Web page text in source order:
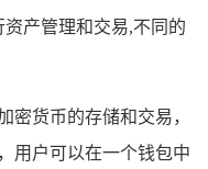
产管理和交易,不同的
密货币的存储和交易，
用户可以在一个钱包中